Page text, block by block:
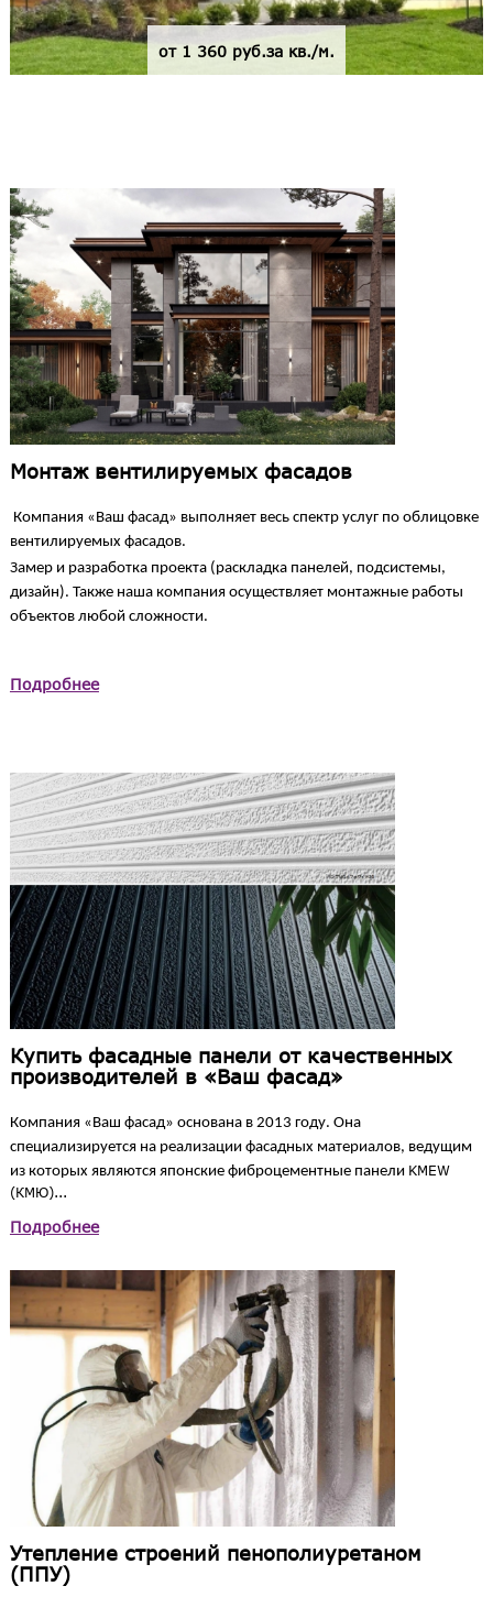
от 1 360 руб.за кв./м.
Монтаж вентилируемых фасадов
Компания «Ваш фасад» выполняет весь спектр услуг по облицовке
вентилируемых фасадов.
Замер и разработка проекта (раскладка панелей, подсистемы,
дизайн). Также наша компания осуществляет монтажные работы
объектов любой сложности.
Подробнее
Купить фасадные панели от качественных
производителей в «Ваш фасад»
Компания «Ваш фасад» основана в 2013 году. Она
специализируется на реализации фасадных материалов, ведущим
из которых являются японские фиброцементные панели KMEW
(КМЮ)...
Подробнее
Утепление строений пенополиуретаном
(ППУ)